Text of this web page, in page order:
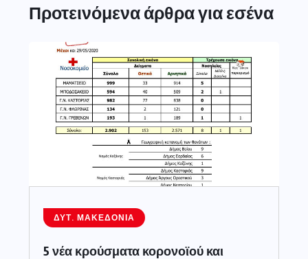
Προτεινόμενα άρθρα για εσένα
ΔΥΤ. ΜΑΚΕΔΟΝΊΑ
5 νέα κρούσματα κορονοϊού και